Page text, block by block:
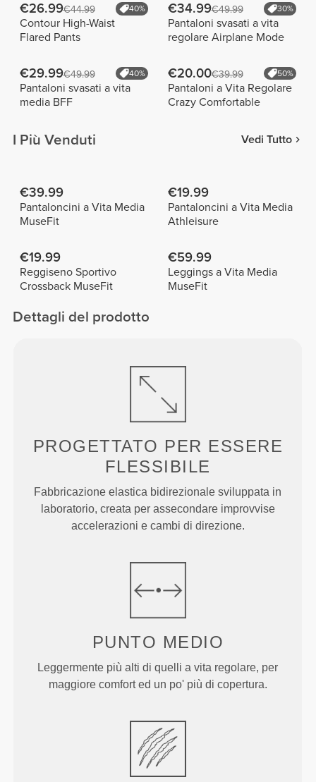
€26.99€44.99 40%
Contour High-Waist
Flared Pants
€34.99€49.99 30%
Pantaloni svasati a vita
regolare Airplane Mode
€29.99€49.99 40%
Pantaloni svasati a vita
media BFF
€20.00€39.99 50%
Pantaloni a Vita Regolare
Crazy Comfortable
I Più Venduti Vedi Tutto
€39.99
Pantaloncini a Vita Media
MuseFit
€19.99
Pantaloncini a Vita Media
Athleisure
€19.99
Reggiseno Sportivo
Crossback MuseFit
€59.99
Leggings a Vita Media
MuseFit
Dettagli del prodotto
PROGETTATO PER ESSERE
FLESSIBILE
Fabbricazione elastica bidirezionale sviluppata in
laboratorio, creata per assecondare improvvise
accelerazioni e cambi di direzione.
PUNTO MEDIO
Leggermente più alti di quelli a vita regolare, per
maggiore comfort ed un po' più di copertura.